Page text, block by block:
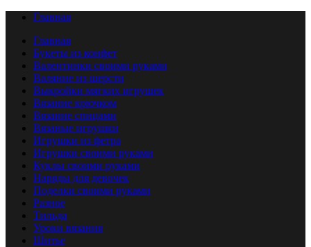
Главная
Главная
Букеты из конфет
Валентинки своими руками
Валяние из шерсти
Выкройки мягких игрушек
Вязание крючком
Вязание спицами
Вязаные игрушки
Игрушки из фетра
Игрушки своими руками
Куклы своими руками
Наряды для девочек
Поделки своими руками
Разное
Тильда
Уроки вязания
Шитье